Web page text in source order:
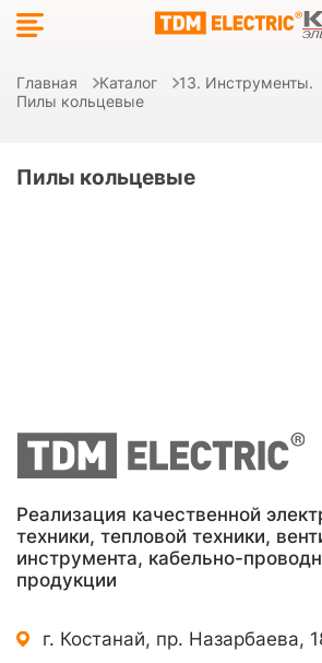
Главная Каталог
13. Инструменты.
Пилы кольцевые
Пилы кольцевые
Реализация качественной
техники, тепловой техники,
инструмента, кабельно-
продукции
г. Костанай, пр. Назарбаева,